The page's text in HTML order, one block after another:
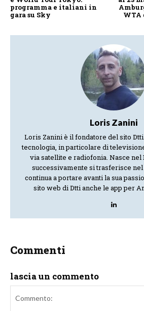
programma e italiani in
gara su Sky
WTA
Loris Zanini
Loris Zanini è il fondatore del sito
tecnologia, in particolare di
via satellite e radiofonia. Nasce nel
successivamente si trasferisce
continua a portare avanti la sua
sito web di Dtti anche le app per
Commenti
lascia un commento